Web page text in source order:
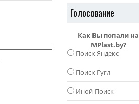
Голосование
Как Вы попали на
MPlast.by?
Поиск Яндекс
Поиск Гугл
Иной Поиск